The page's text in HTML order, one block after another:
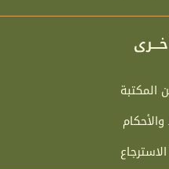
t
t
r
e
g
المكتبة